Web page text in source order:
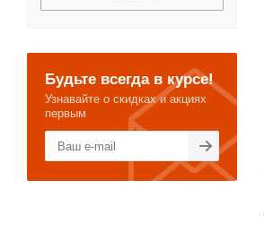
Будьте всегда в курсе!
Узнавайте о скидках и акциях
первым